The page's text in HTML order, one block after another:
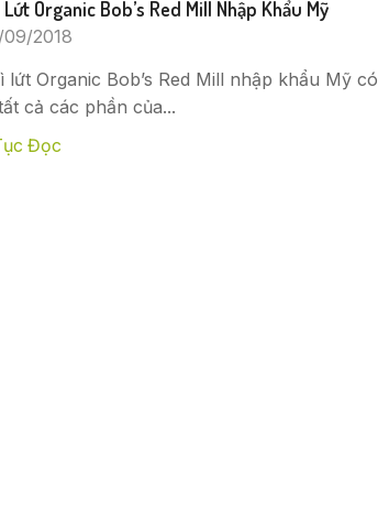
Organic Bob’s Red Mill Nhập Khẩu Mỹ
2018
lứt Organic Bob’s Red Mill nhập khẩu Mỹ có
cả các phần của...
Đọc